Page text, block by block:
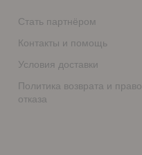
Стать партнёром
Контакты и помощь
Условия доставки
Политика возврата и право
отказа